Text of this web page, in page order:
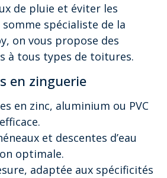
de pluie et éviter les
spécialiste de la
on vous propose des
à tous types de toitures.
en zinguerie
en zinc, aluminium ou PVC
et descentes d’eau
optimale.
adaptée aux spécificités